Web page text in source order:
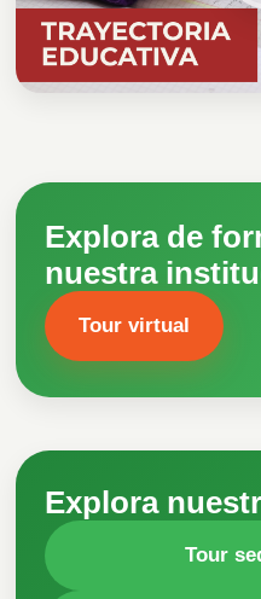
Explora de
nuestra
Tour virtual
Explora
Tour